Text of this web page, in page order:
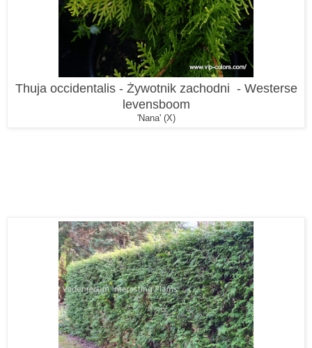
Thuja occidentalis - Żywotnik zachodni - Westerse
levensboom
'Nana' (X)